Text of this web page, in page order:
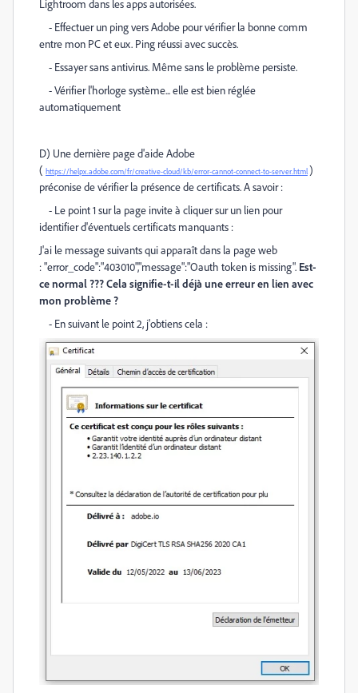
Lightroom dans les apps autorisées.
- Effectuer un ping vers Adobe pour vérifier la bonne comm
entre mon PC et eux. Ping réussi avec succès.
- Essayer sans antivirus. Même sans le problème persiste.
- Vérifier l'horloge système... elle est bien réglée
automatiquement
D) Une dernière page d'aide Adobe
( https://helpx.adobe.com/fr/creative-cloud/kb/error-cannot-connect-to-server.html )
préconise de vérifier la présence de certificats. A savoir :
- Le point 1 sur la page invite à cliquer sur un lien pour
identifier d'éventuels certificats manquants :
J'ai le message suivants qui apparaît dans la page web
: "error_code":"403010","message":"Oauth token is missing". Est-
ce normal ??? Cela signifie-t-il déjà une erreur en lien avec
mon problème ?
- En suivant le point 2, j'obtiens cela :